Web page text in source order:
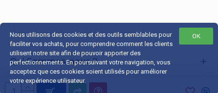
Qui Sommes-nous ?
Liens Utiles
OK
Nous utilisons des cookies et des outils semblables pour
faciliter vos achats, pour comprendre comment les clients
utilisent notre site afin de pouvoir apporter des
perfectionnements. En poursuivant votre navigation, vous
acceptez que ces cookies soient utilisés pour améliorer
votre expérience utilisateur.